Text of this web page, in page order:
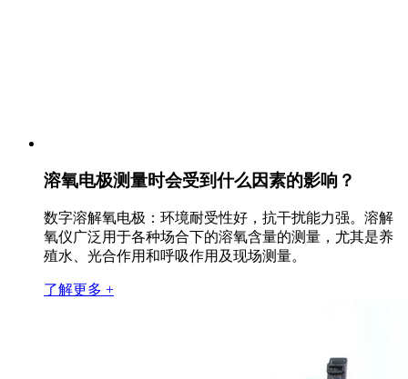
溶氧电极测量时会受到什么因素的影响？
数字溶解氧电极：环境耐受性好，抗干扰能力强。溶解
氧仪广泛用于各种场合下的溶氧含量的测量，尤其是养
殖水、光合作用和呼吸作用及现场测量。
了解更多 +